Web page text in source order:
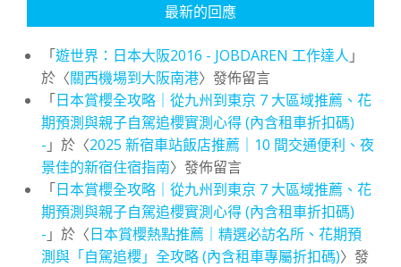
最新的回應
「遊世界：日本大阪2016 - JOBDAREN 工作達人 」
於〈關西機場到大阪南港〉發佈留言
「日本賞櫻全攻略｜從九州到東京 7 大區域推薦、花
期預測與親子自駕追櫻實測心得 (內含租車折扣碼)
- 」於〈2025 新宿車站飯店推薦｜10 間交通便利、夜
景佳的新宿住宿指南〉發佈留言
「日本賞櫻全攻略｜從九州到東京 7 大區域推薦、花
期預測與親子自駕追櫻實測心得 (內含租車折扣碼)
- 」於〈日本賞櫻熱點推薦｜精選必訪名所、花期預
測與「自駕追櫻」全攻略 (內含租車專屬折扣碼)〉發